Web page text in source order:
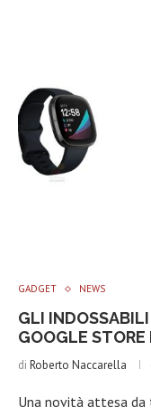
GADGET NEWS
GLI
GOOGLE
di Roberto Naccarella
Una novità attesa